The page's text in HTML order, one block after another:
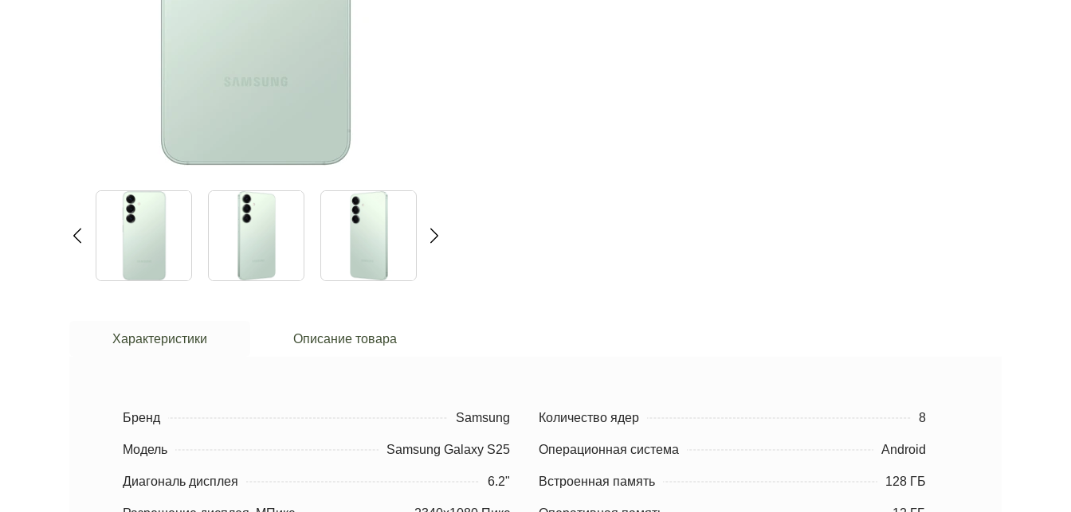
Характеристики Описание товара
Бренд Samsung
Модель Samsung Galaxy S25
Диагональ дисплея 6.2"
Количество ядер 8
Операционная система Android
Встроенная память 128 ГБ